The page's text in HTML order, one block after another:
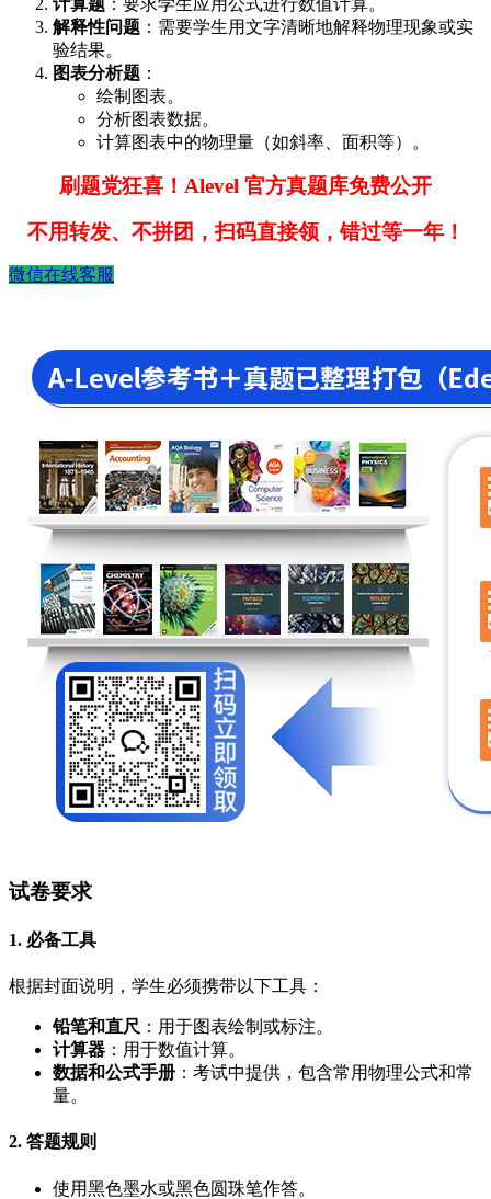
解释性问题 ：需要学生用文字清晰地解释物理现象或实
验结果。
图表分析题 ：
绘制图表。
分析图表数据。
计算图表中的物理量（如斜率、面积等）。
刷题党狂喜！Alevel 官方真题库免费公开
不用转发、不拼团，扫码直接领，错过等一年！
微信在线客服
试卷要求
1. 必备工具
根据封面说明，学生必须携带以下工具：
铅笔和直尺 ：用于图表绘制或标注。
计算器 ：用于数值计算。
数据和公式手册 ：考试中提供，包含常用物理公式和常
量。
2. 答题规则
使用黑色墨水或黑色圆珠笔作答。